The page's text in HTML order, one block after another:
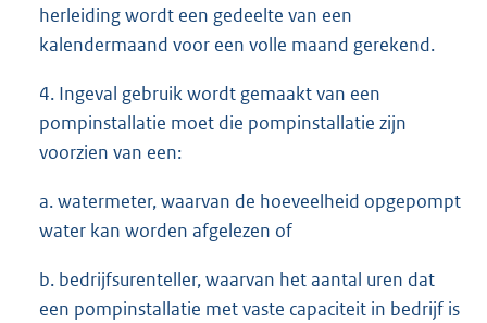
herleiding wordt een gedeelte van een
kalendermaand voor een volle maand gerekend.
4. Ingeval gebruik wordt gemaakt van een
pompinstallatie moet die pompinstallatie zijn
voorzien van een:
a. watermeter, waarvan de hoeveelheid opgepompt
water kan worden afgelezen of
b. bedrijfsurenteller, waarvan het aantal uren dat
een pompinstallatie met vaste capaciteit in bedrijf is